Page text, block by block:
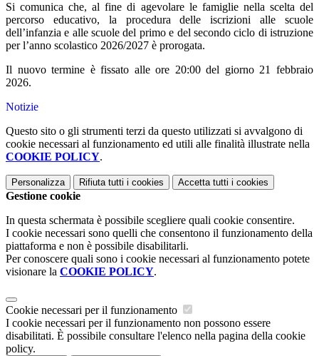
Si comunica che, al fine di agevolare le famiglie nella scelta del
percorso educativo, la procedura delle iscrizioni alle scuole
dell’infanzia e alle scuole del primo e del secondo ciclo di istruzione
per l’anno scolastico 2026/2027 è prorogata.
Il nuovo termine è fissato alle ore 20:00 del giorno 21 febbraio
2026.
Notizie
Questo sito o gli strumenti terzi da questo utilizzati si avvalgono di
cookie necessari al funzionamento ed utili alle finalità illustrate nella
COOKIE POLICY.
Personalizza Rifiuta tutti i cookies Accetta tutti i cookies
Gestione cookie
In questa schermata è possibile scegliere quali cookie consentire.
I cookie necessari sono quelli che consentono il funzionamento della
piattaforma e non è possibile disabilitarli.
Per conoscere quali sono i cookie necessari al funzionamento potete
visionare la COOKIE POLICY.
Cookie necessari per il funzionamento
I cookie necessari per il funzionamento non possono essere
disabilitati. È possibile consultare l'elenco nella pagina della cookie
policy.